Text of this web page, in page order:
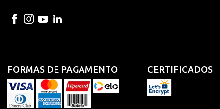
FORMAS DE PAGAMENTO CERTIFICADOS